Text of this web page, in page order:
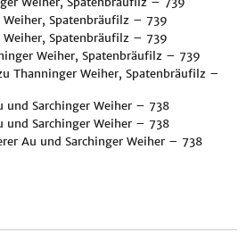
Weiher, Spatenbräufilz – 739
Weiher, Spatenbräufilz – 739
Weiher, Spatenbräufilz – 739
Thanninger Weiher, Spatenbräufilz –
und Sarchinger Weiher – 738
und Sarchinger Weiher – 738
Au und Sarchinger Weiher – 738